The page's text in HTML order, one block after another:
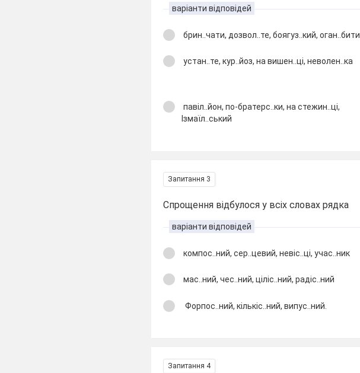
варіанти відповідей
брин..чати, дозвол..те, боягуз..кий, оган..бити
устан..те, кур..йоз, на вишен..ці, неволен..ка
павіл..йон, по-братерс..ки, на стежин..ці,
Ізмаїл..ський
Запитання 3
Спрощення відбулося у всіх словах рядка
варіанти відповідей
компос..ний, сер..цевий, невіс..ці, учас..ник
мас..ний, чес..ний, ціліс..ний, радіс..ний
Форпос..ний, кількіс..ний, випус..ний.
Запитання 4